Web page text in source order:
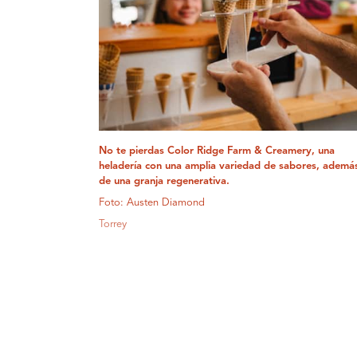
No te pierdas Color Ridge Farm & Creamery, una
heladería con una amplia variedad de sabores,
de una granja regenerativa.
Foto: Austen Diamond
Torrey